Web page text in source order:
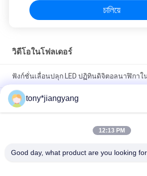
চালিয়ে
วิดีโอในโฟลเดอร์
ฟังก์ชั่นเลื่อนปลุก LED ปฏิทินดิจิตอลนาฬิกาใ
นาฬิกาดิจิตอล 256MB พร้อมวันที่และอุณหภูมิ
วิดีโอ Android ในโฟลเดอร์ กรอบรูปดิจิตอล
tony*jiangyang
12:13 PM
Good day, what product are you looking